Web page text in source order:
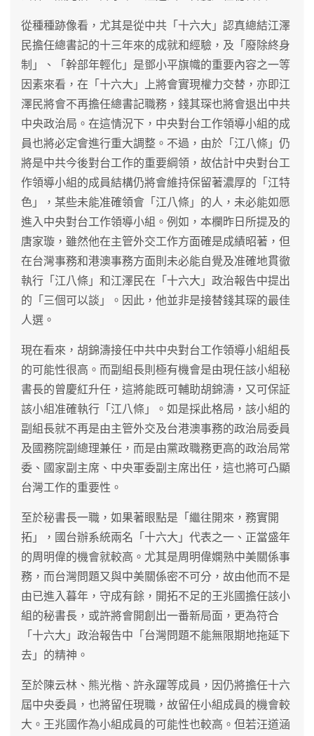
從種種跡像看，尤其是從中共「十六大」認真總結江澤
民擔任總書記的十三年來的成就和經驗，及「廢除終身
制」、「幹部年輕化」是鄧小平旗幟的重要內容之一等
因素來看，在「十六大」上將會實現權力交替，亦即江
澤民將會不再擔任總書記職務，錢其琛也將會退出中共
中央政治局。在這情況下，中央對台工作領導小組的成
員也將必定會進行重大調整。不過，由於「江八條」仍
將是中共今後對台工作的重要綱領，故估計中央對台工
作領導小組的成員結構仍將會維持保留著濃厚的「江特
色」，某些未能准確領會「江八條」的人，未必能如愿
進入中央對台工作領導小組。例如，本欄昨日所提及的
唐家璇，雖然他在主管外交工作方面確是成績昭著，但
在台灣事務和港澳事務方面則未必能自覺及准確地貫徹
執行「江八條」和江澤民在「十六大」政治報告中提出
的「三個可以談」。因此，他並非是接替錢其琛的最佳
人選。
現在看來，胡錦濤接任中共中央對台工作領導小組組長
的可能性很高。而副組長則極有機會是由現任該小組秘
書長的曾慶紅升任，這將能既可輔助胡錦濤，又可保証
該小組准確執行「江八條」。如是採此格局，該小組的
副組長就不再是由主管外交及台港澳事務的政治局委員
及國務院副總理兼任，而是由黨政職務更高的政治局常
委、國家副主席、中央軍委副主席出任，這也將可凸顯
台灣工作的重要性。
至於秘書長一職，如果著眼點是「繼往開來，務實開
拓」，國台辦系統兩名「十六大」代表之一、正當盛年
的周明偉的機會就較高。尤其是周明偉嫻熟中美關係事
務，而台灣問題又與中美關係密不可分，故由他而不是
由已進入暮年，守成有餘，開拓不足的王兆國擔任該小
組的秘書長，或許將會開創出一番新局面，更為符合
「十六大」政治報告中「台灣問題不能無限期地拖延下
去」的精神。
至於陳云林、熊光楷、許永躍等成員，因仍將擔任十六
屆中央委員，也將留任現職，故留任小組成員的機會較
大。王兆國作為小組成員的可能性也較高。但若汪道涵